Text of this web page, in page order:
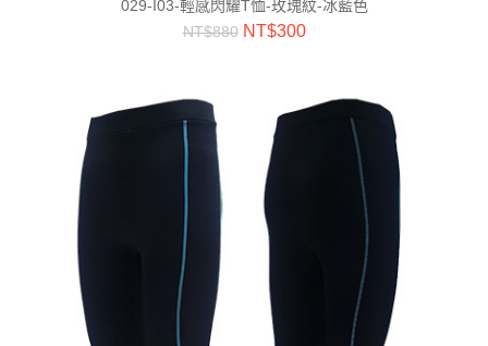
029-I03-輕感閃耀T恤-玫瑰紋-冰藍色
NT$880 NT$300